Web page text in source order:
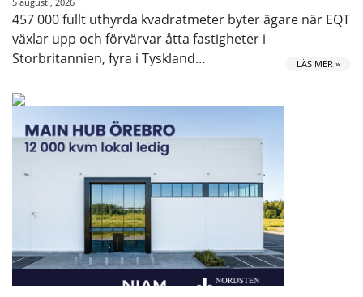
457 000 fullt uthyrda kvadratmeter byter ägare när EQT
växlar upp och förvärvar åtta fastigheter i
Storbritannien, fyra i Tyskland…
LÄS MER »